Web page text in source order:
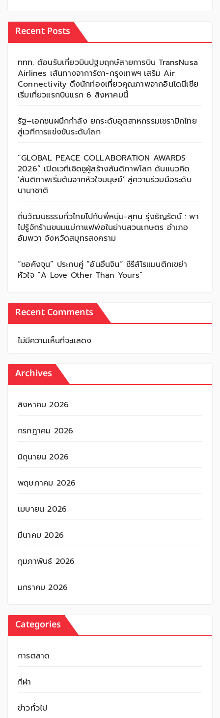
Recent Posts
ททท. ต้อนรับเที่ยวบินปฐมฤกษ์สายการบิน TransNusa
Airlines เส้นทางจาการ์ตา-กรุงเทพฯ เสริม Air
Connectivity ดึงนักท่องเที่ยวคุณภาพจากอินโดนีเซีย
เริ่มเที่ยวแรกบินแรก 6 สิงหาคมนี้
รัฐ–เอกชนผนึกกำลัง ยกระดับอุตสาหกรรมเซรามิกไทย
สู่เวทีการแข่งขันระดับโลก
“GLOBAL PEACE COLLABORATION AWARDS
2026” เปิดเวทีเชิดชูผู้สร้างสันติภาพโลก ดันแนวคิด
‘สันติภาพเริ่มต้นจากหัวใจมนุษย์’ สู่ความร่วมมือระดับ
นานาชาติ
ถิ่นวัฒนธรรมทั่วไทยไปกับพี่หนุ่ม-สุทน รุ่งธัญรัตน์ : พา
ไปรู้จักร้านขนมแม่กาแฟพ่อในย่านสวนเกษตร อำเภอ
อัมพวา จังหวัดสมุทรสงคราม
“ซอคังจุน” ประกบคู่ “อันอึนจิน” ซีรีส์โรแมนติกเขย่า
หัวใจ “A Love Other Than Yours”
Recent Comments
ไม่มีความเห็นที่จะแสดง
Archives
สิงหาคม 2026
กรกฎาคม 2026
มิถุนายน 2026
พฤษภาคม 2026
เมษายน 2026
มีนาคม 2026
กุมภาพันธ์ 2026
มกราคม 2026
Categories
การตลาด
กีฬา
ข่าวทั่วไป